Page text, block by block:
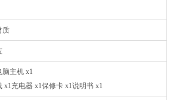
质
脑主机 x1
x1充电器 x1保修卡 x1说明书 x1